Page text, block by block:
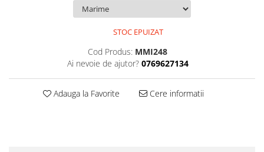
STOC EPUIZAT
Cod Produs: MMI248
Ai nevoie de ajutor? 0769627134
Adauga la Favorite Cere informatii